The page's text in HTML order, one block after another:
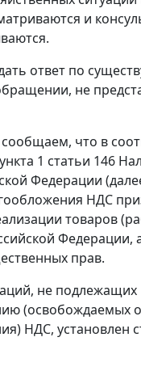
и
ответ по
не
что в
1 статьи 146
Федерации
НДС
товаров
Федерации,
прав.
не подлежащих
(освобождаемых
НДС, установлен